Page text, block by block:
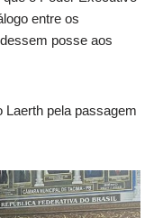
entre os
posse aos
Laerth pela passagem